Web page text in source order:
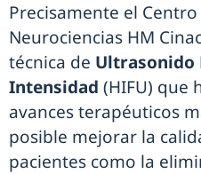
Precisamente el
Neurociencias HM
técnica de Ultrasonido
Intensidad (HIFU) que
avances terapéuticos
posible mejorar la
pacientes como la